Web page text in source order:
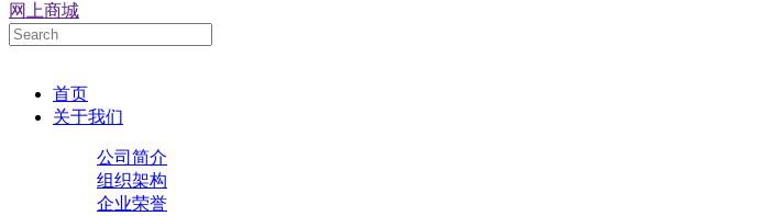
网上商城
首页
关于我们
公司简介
组织架构
企业荣誉